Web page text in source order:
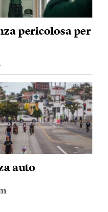
pericolosa per
auto